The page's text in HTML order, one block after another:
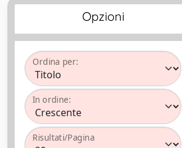
Opzioni
Ordina per:
In ordine:
Risultati/Pagina